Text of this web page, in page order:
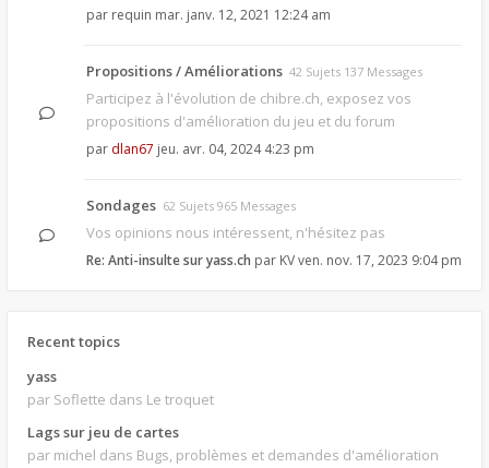
par requin mar. janv. 12, 2021 12:24 am
Propositions / Améliorations 42 Sujets 137 Messages
Participez à l'évolution de chibre.ch, exposez vos
propositions d'amélioration du jeu et du forum
par dlan67 jeu. avr. 04, 2024 4:23 pm
Sondages 62 Sujets 965 Messages
Vos opinions nous intéressent, n'hésitez pas
Re: Anti-insulte sur yass.ch par KVven. nov. 17, 2023 9:04 pm
Recent topics
yass
par Soflette dans Le troquet
Lags sur jeu de cartes
par michel dans Bugs, problèmes et demandes d'amélioration